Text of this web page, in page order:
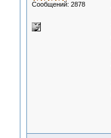
Сообщений: 2878